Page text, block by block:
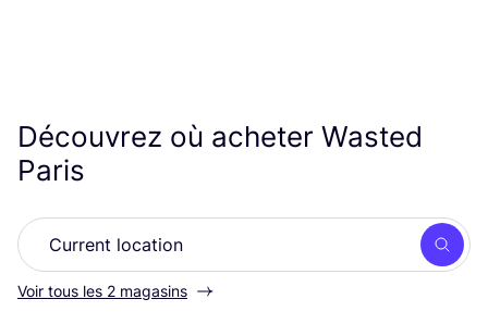
Découvrez où acheter Wasted
Paris
Voir tous les 2 magasins